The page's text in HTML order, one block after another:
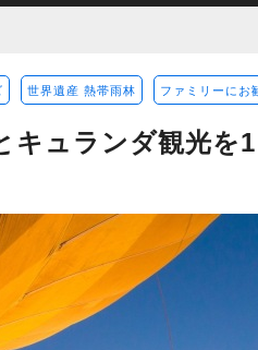
世界遺産 熱帯雨林 ファミリーにお
キュランダ観光を1